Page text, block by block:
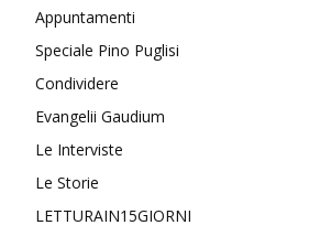
Appuntamenti
Speciale Pino Puglisi
Condividere
Evangelii Gaudium
Le Interviste
Le Storie
LETTURAIN15GIORNI